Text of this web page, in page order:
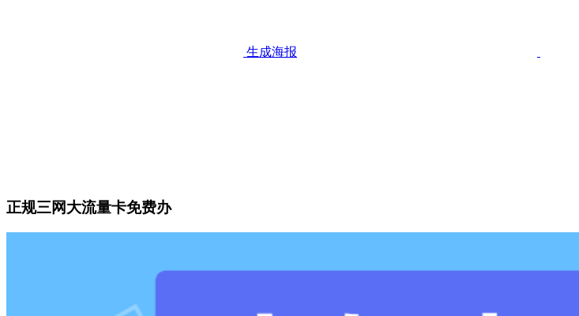
生成海报
正规三网大流量卡免费办